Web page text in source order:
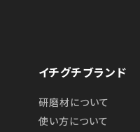
イチグチブランド
研磨材について
使い⽅について